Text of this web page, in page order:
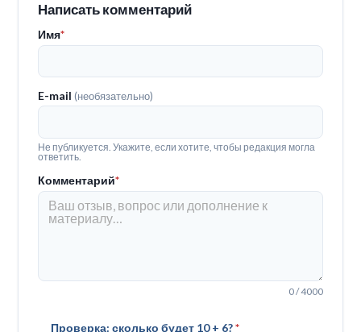
Написать комментарий
Имя*
E-mail(необязательно)
Не публикуется. Укажите, если хотите, чтобы редакция могла
ответить.
Комментарий*
0 / 4000
Проверка: сколько будет 10 + 6?*